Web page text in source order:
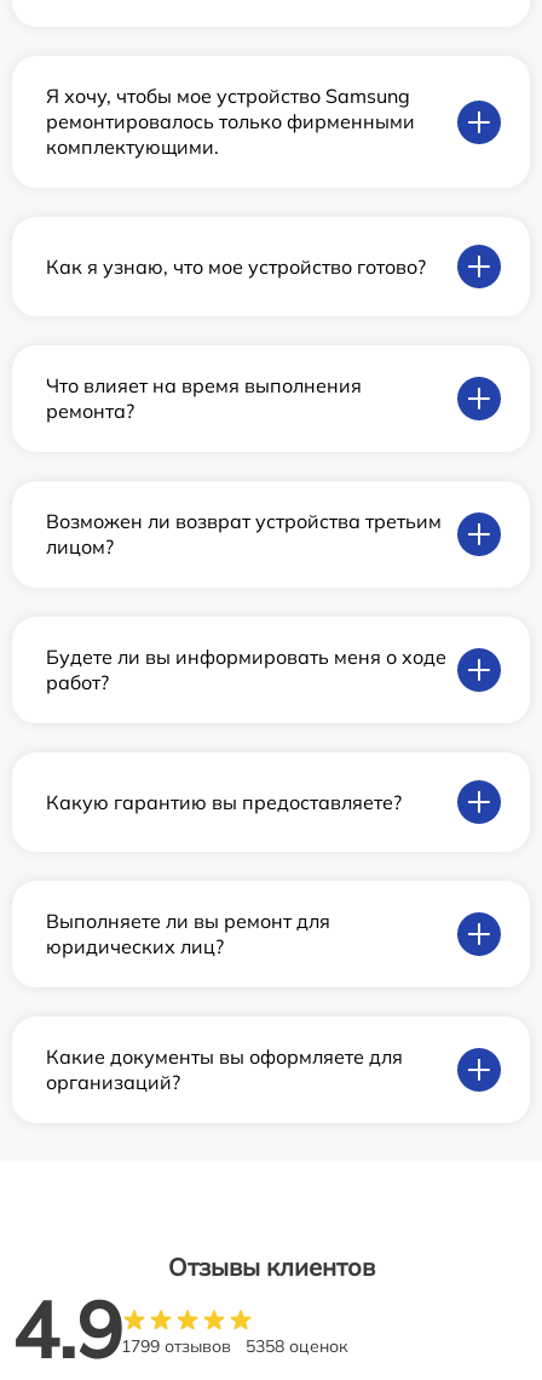
Я хочу, чтобы мое устройство Samsung
ремонтировалось только фирменными
комплектующими.
Как я узнаю, что мое устройство готово?
Что влияет на время выполнения
ремонта?
Возможен ли возврат устройства третьим
лицом?
Будете ли вы информировать меня о ходе
работ?
Какую гарантию вы предоставляете?
Выполняете ли вы ремонт для
юридических лиц?
Какие документы вы оформляете для
организаций?
Отзывы клиентов
4.91799 отзывов 5358 оценок